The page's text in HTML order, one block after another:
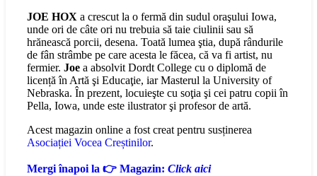
JOE HOX a crescut la o fermă din sudul oraşului Iowa,
unde ori de câte ori nu trebuia să taie ciulinii sau să
hrănească porcii, desena. Toată lumea ştia, după rândurile
de fân strâmbe pe care acesta le făcea, că va fi artist, nu
fermier. Joe a absolvit Dordt College cu o diplomă de
licență în Artă şi Educaţie, iar Masterul la University of
Nebraska. În prezent, locuieşte cu soţia şi cei patru copii în
Pella, Iowa, unde este ilustrator şi profesor de artă.
Acest magazin online a fost creat pentru susținerea
Asociației Vocea Creștinilor.
Mergi înapoi la 👉 Magazin: Click aici